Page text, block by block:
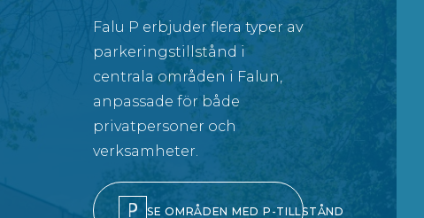
Falu P erbjuder flera typer av
parkeringstillstånd i
centrala områden i Falun,
anpassade för både
privatpersoner och
verksamheter.
SE OMRÅDEN MED P-TILLSTÅND